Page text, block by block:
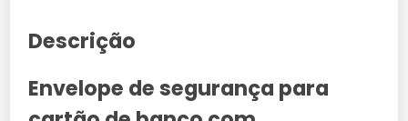
Descrição
Envelope de segurança para